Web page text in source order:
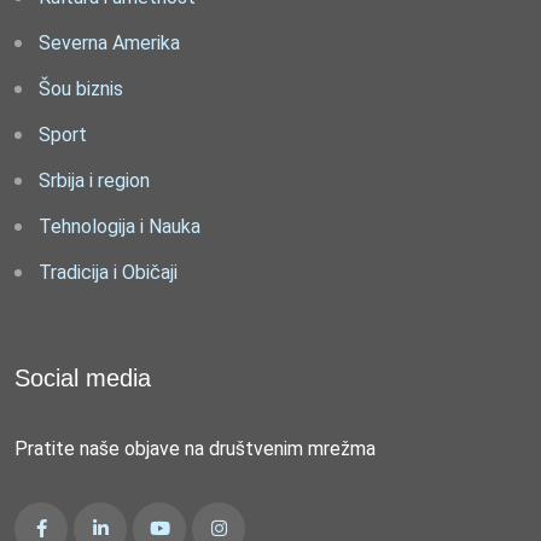
Severna Amerika
Šou biznis
Sport
Srbija i region
Tehnologija i Nauka
Tradicija i Običaji
Social media
Pratite naše objave na društvenim mrežma